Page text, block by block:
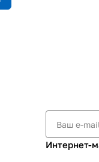
Интернет-